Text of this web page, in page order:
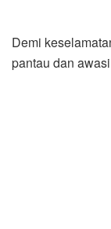
Demi
pantau dan